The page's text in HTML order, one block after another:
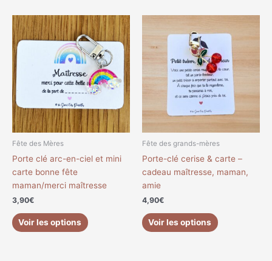
Fête des Mères
Porte clé arc-en-ciel et mini
carte bonne fête
maman/merci maîtresse
3,90€
Voir les options
Fête des grands-mères
Porte-clé cerise & carte –
cadeau maîtresse, maman,
amie
4,90€
Voir les options